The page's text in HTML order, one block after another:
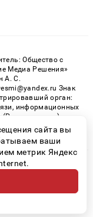
Общество с
Медиа Решения»
А. С.
Знак
орган:
информационных
(Роскомнадзор)
от 21.01.2022
сайта вы
ваши
метрик Яндекс